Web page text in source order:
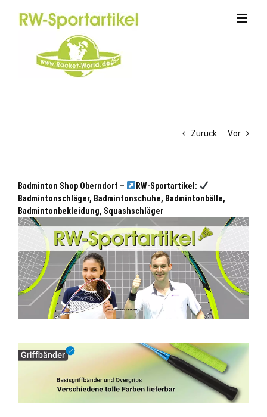
Zurück Vor
Badminton Shop Oberndorf –
RW-Sportartikel:
Badmintonschläger, Badmintonschuhe, Badmintonbälle,
Badmintonbekleidung, Squashschläger